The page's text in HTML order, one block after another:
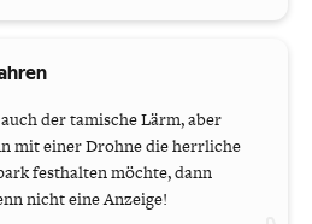
der tamische Lärm, aber
mit einer Drohne die herrliche
festhalten möchte, dann
nicht eine Anzeige!